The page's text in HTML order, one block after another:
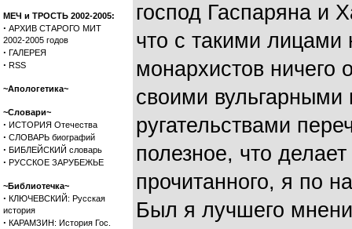
МЕЧ и ТРОСТЬ 2002-2005:
· АРХИВ СТАРОГО МИТ
2002-2005 годов
· ГАЛЕРЕЯ
· RSS
~Апологетика~
~Словари~
· ИСТОРИЯ Отечества
· СЛОВАРЬ биографий
· БИБЛЕЙСКИЙ словарь
· РУССКОЕ ЗАРУБЕЖЬЕ
~Библиотечка~
· КЛЮЧЕВСКИЙ: Русская
история
· КАРАМЗИН: История Гос.
господ Гаспаряна и
что с такими лицами
монархистов ничего
своими
ругательствами
полезное, что
прочитанного, я по
Был я лучшего